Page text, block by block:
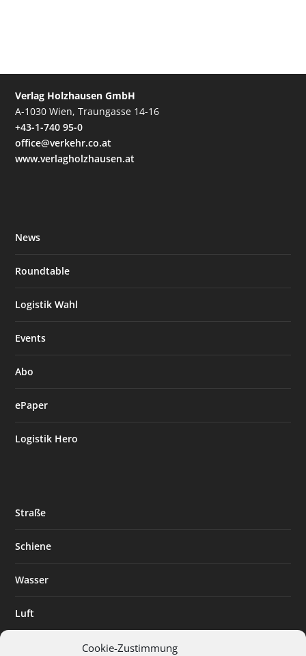
Cookie-Zustimmung
Verlag Holzhausen GmbH
A-1030 Wien, Traungasse 14-16
+43-1-740 95-0
office@verkehr.co.at
www.verlagholzhausen.at
News
Roundtable
Logistik Wahl
Events
Abo
ePaper
Logistik Hero
Straße
Schiene
Wasser
Luft